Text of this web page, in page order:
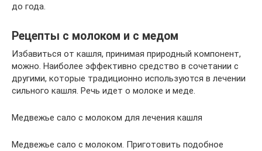
до года.
Рецепты с молоком и с медом
Избавиться от кашля, принимая природный компонент,
можно. Наиболее эффективно средство в сочетании с
другими, которые традиционно используются в лечении
сильного кашля. Речь идет о молоке и меде.
Медвежье сало с молоком для лечения кашля
Медвежье сало с молоком. Приготовить подобное